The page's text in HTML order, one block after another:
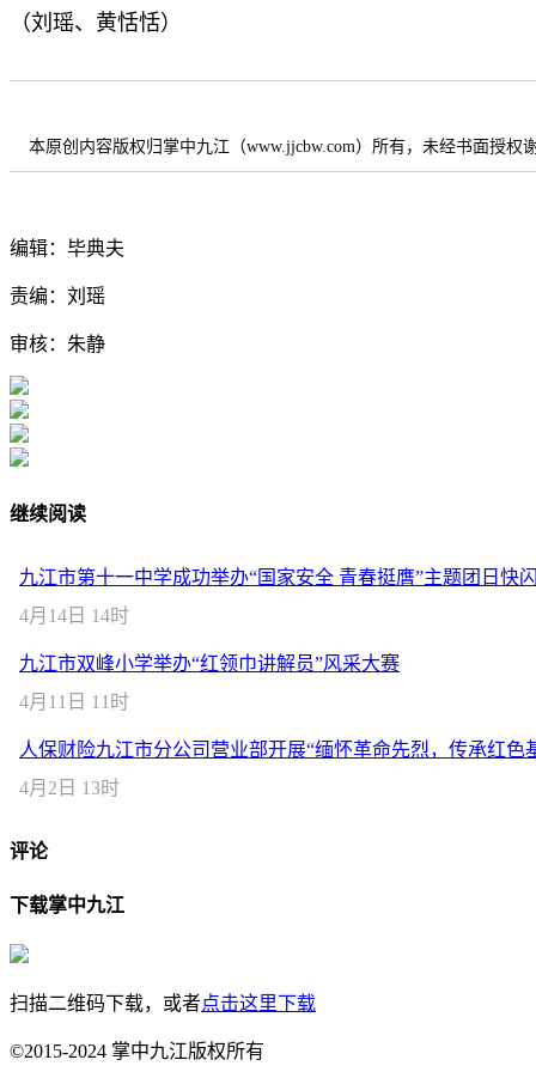
（刘瑶、黄恬恬）
本原创内容版权归掌中九江（www.jjcbw.com）所有，未经书面授权
编辑：毕典夫
责编：刘瑶
审核：朱静
继续阅读
九江市第十一中学成功举办“国家安全 青春挺膺”主题团日快
4月14日 14时
九江市双峰小学举办“红领巾讲解员”风采大赛
4月11日 11时
人保财险九江市分公司营业部开展“缅怀革命先烈，传承红色
4月2日 13时
评论
下载掌中九江
扫描二维码下载，或者点击这里下载
©2015-2024 掌中九江版权所有